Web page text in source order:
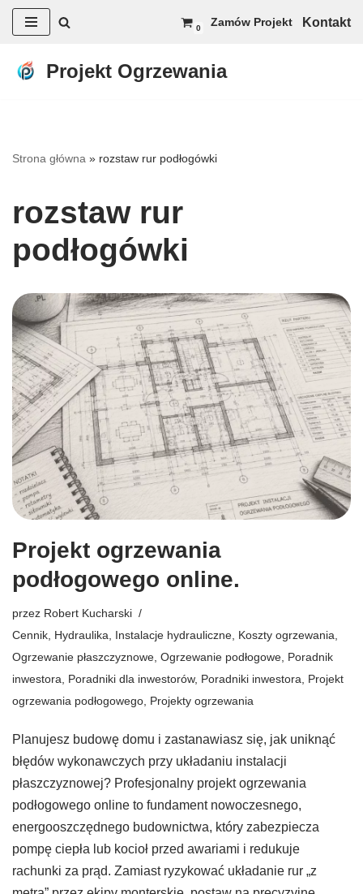
do
0 Zamów Projekt Kontakt
Projekt Ogrzewania
Strona główna » rozstaw rur podłogówki
rozstaw rur
podłogówki
Projekt ogrzewania
podłogowego online.
przez Robert Kucharski
Cennik Hydraulika Instalacje hydrauliczne Koszty ogrzewania
Ogrzewanie płaszczyznowe Ogrzewanie podłogowe Poradnik
inwestora
Poradniki dla inwestorów, Poradniki inwestora
Projekt
ogrzewania podłogowego Projekty ogrzewania
Planujesz budowę domu i zastanawiasz się, jak uniknąć
błędów wykonawczych przy układaniu instalacji
płaszczyznowej? Profesjonalny projekt ogrzewania
podłogowego online to fundament nowoczesnego,
energooszczędnego budownictwa, który zabezpiecza
pompę ciepła lub kocioł przed awariami i redukuje
rachunki za prąd. Zamiast ryzykować układanie rur „z